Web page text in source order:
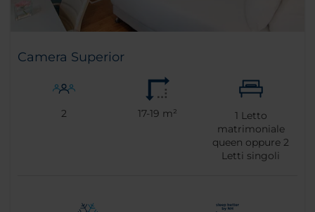
Camera Superior
2 17-19 m² 1 Letto
matrimoniale
queen oppure2
Letti singoli